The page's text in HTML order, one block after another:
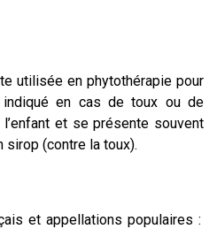
utilisée en phytothérapie pour
en cas de toux ou de
et se présente souvent
sirop (contre la toux).
et appellations populaires :